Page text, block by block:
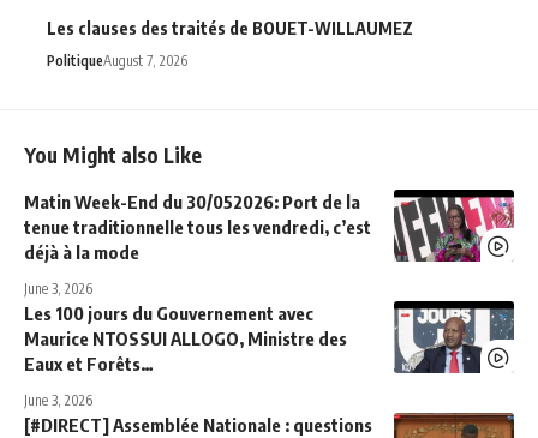
Les clauses des traités de BOUET-WILLAUMEZ
PolitiqueAugust 7, 2026
You Might also Like
Matin Week-End du 30/052026: Port de la
tenue traditionnelle tous les vendredi, c’est
déjà à la mode
June 3, 2026
Les 100 jours du Gouvernement avec
Maurice NTOSSUI ALLOGO, Ministre des
Eaux et Forêts…
June 3, 2026
[#DIRECT] Assemblée Nationale : questions